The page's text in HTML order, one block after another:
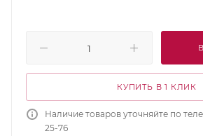
КУПИТЬ В 1 КЛИК
Наличие товаров уточняйте по
25-76